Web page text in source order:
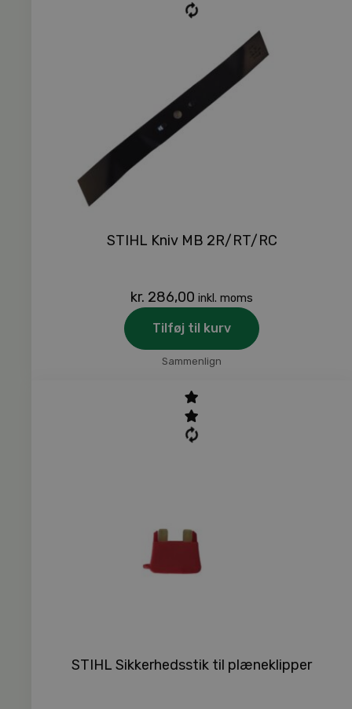
STIHL Kniv MB 2R/RT/RC
kr. 286,00 inkl. moms
Tilføj til kurv
Sammenlign
STIHL Sikkerhedsstik til plæneklipper